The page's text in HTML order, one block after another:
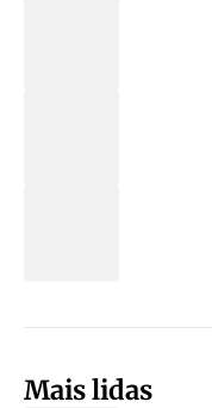
Mais lidas